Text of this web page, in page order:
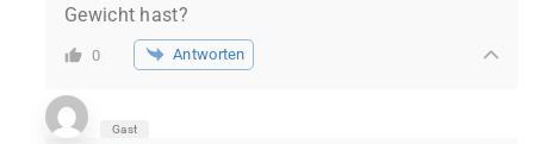
Gewicht hast?
0 Antworten
Gast